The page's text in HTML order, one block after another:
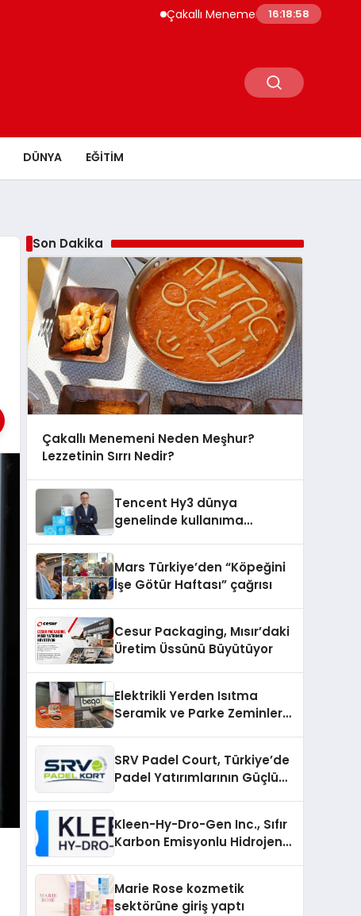
Çakallı Menemeni Neden Meşhur? Lezzetinin Sırrı
16:19:00
DÜNYA EĞITIM
Son Dakika
Çakallı Menemeni Neden Meşhur?
Lezzetinin Sırrı Nedir?
Tencent Hy3 dünya
genelinde kullanıma
Mars Türkiye’den “Köpeğini
İşe Götür Haftası” çağrısı
Cesur Packaging, Mısır’daki
Üretim Üssünü Büyütüyor
Elektrikli Yerden Isıtma
Seramik ve Parke Zeminler
SRV Padel Court, Türkiye’de
Padel Yatırımlarının Güçlü
Kleen-Hy-Dro-Gen Inc., Sıfır
Karbon Emisyonlu Hidrojen
Aldı
Marie Rose kozmetik
sektörüne giriş yaptı